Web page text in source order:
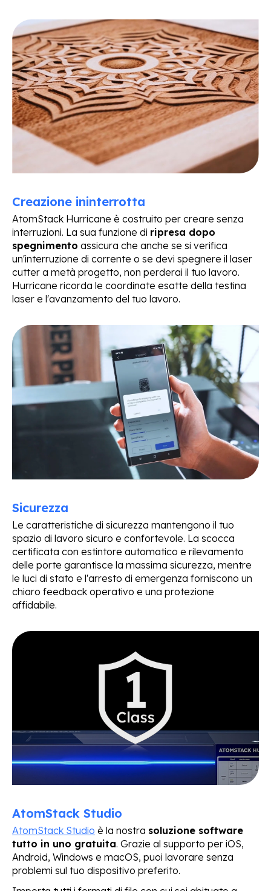
Creazione ininterrotta
AtomStack Hurricane è costruito per creare senza
interruzioni. La sua funzione di ripresa dopo
spegnimento assicura che anche se si verifica
un'interruzione di corrente o se devi spegnere il laser
cutter a metà progetto, non perderai il tuo lavoro.
Hurricane ricorda le coordinate esatte della testina
laser e l'avanzamento del tuo lavoro.
Sicurezza
Le caratteristiche di sicurezza mantengono il tuo
spazio di lavoro sicuro e confortevole. La scocca
certificata con estintore automatico e rilevamento
delle porte garantisce la massima sicurezza, mentre
le luci di stato e l'arresto di emergenza forniscono un
chiaro feedback operativo e una protezione
affidabile.
AtomStack Studio
AtomStack Studio è la nostra soluzione software
tutto in uno gratuita. Grazie al supporto per iOS,
Android, Windows e macOS, puoi lavorare senza
problemi sul tuo dispositivo preferito.